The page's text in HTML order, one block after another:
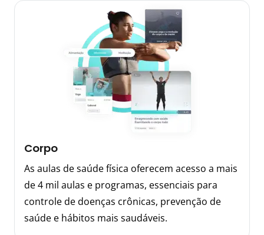
Corpo
As aulas de saúde física oferecem acesso a mais
de 4 mil aulas e programas, essenciais para
controle de doenças crônicas, prevenção de
saúde e hábitos mais saudáveis.